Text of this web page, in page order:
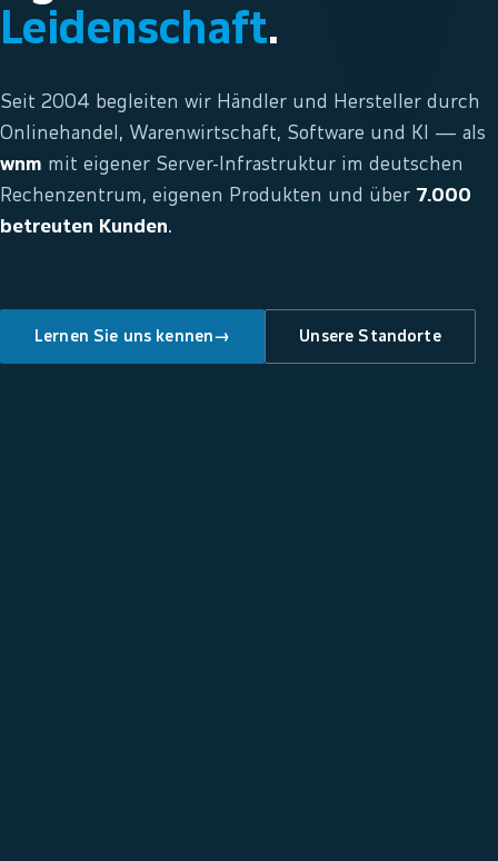
Leidenschaft.
Seit 2004 begleiten wir Händler und Hersteller durch
Onlinehandel, Warenwirtschaft, Software und KI — als
wnm mit eigener Server-Infrastruktur im deutschen
Rechenzentrum, eigenen Produkten und über 7.000
betreuten Kunden.
Lernen Sie uns kennen→ Unsere Standorte